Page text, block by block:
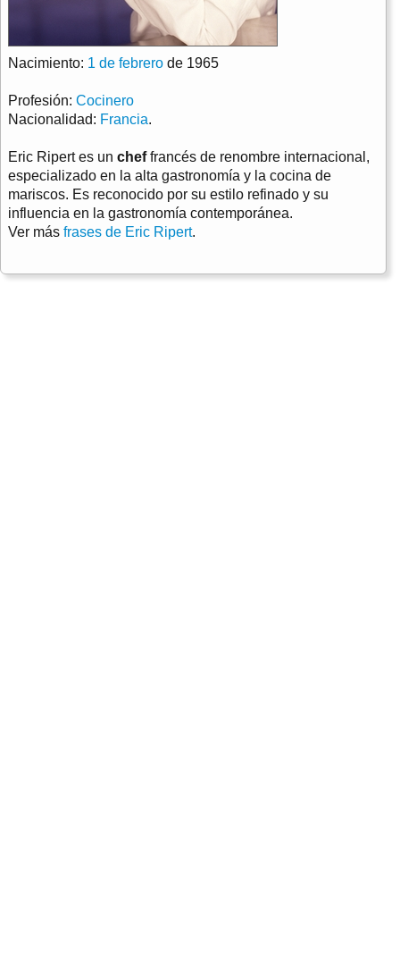
Nacimiento: 1 de febrero de 1965
Profesión: Cocinero
Nacionalidad: Francia.
Eric Ripert es un cheffrancés de renombre internacional,
especializado en la alta gastronomía y la cocina de
mariscos. Es reconocido por su estilo refinado y su
influencia en la gastronomía contemporánea.
Ver más frases de Eric Ripert.